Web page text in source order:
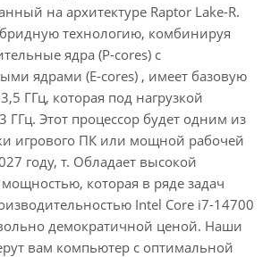
на архитектуре Raptor Lake-R.
технологию, комбинируя
ядра (P-cores) с
ядрами (E-cores) , имеет базовую
ГГц, которая под нагрузкой
ГГц. Этот процессор будет одним из
игрового ПК или мощной рабочей
году, т. Обладает высокой
которая в ряде задач
Intel Core i7-14700
демократичной ценой. Наши
вам компьютер с оптимальной